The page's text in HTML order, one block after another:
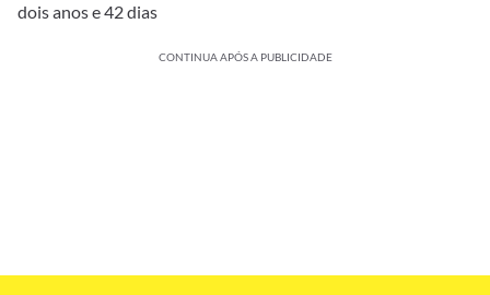
dois anos e 42 dias
CONTINUA APÓS A PUBLICIDADE